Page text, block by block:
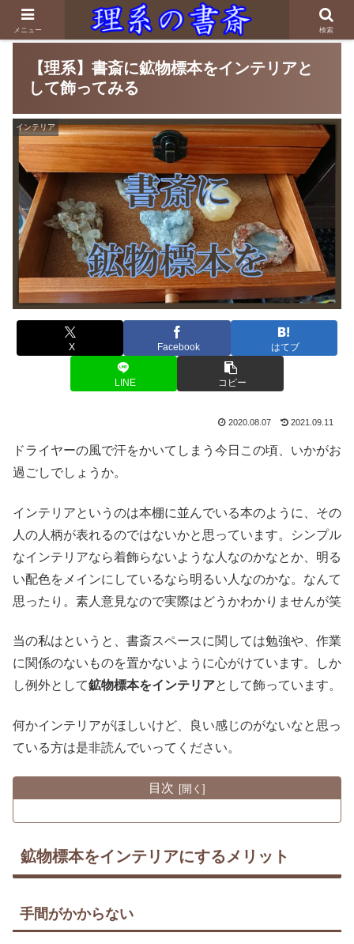
【理系】書斎に鉱物標本をインテリアと
して飾ってみる
インテリア
X Facebook はてブ
LINE コピー
2020.08.07 2021.09.11
ドライヤーの風で汗をかいてしまう今日この頃、いかがお
過ごしでしょうか。
インテリアというのは本棚に並んでいる本のように、その
人の人柄が表れるのではないかと思っています。シンプル
なインテリアなら着飾らないような人なのかなとか、明る
い配色をメインにしているなら明るい人なのかな。なんて
思ったり。素人意見なので実際はどうかわかりませんが笑
当の私はというと、書斎スペースに関しては勉強や、作業
に関係のないものを置かないように心がけています。しか
し例外として鉱物標本をインテリアとして飾っています。
何かインテリアがほしいけど、良い感じのがないなと思っ
ている方は是非読んでいってください。
目次
鉱物標本をインテリアにするメリット
手間がかからない
メニュー 検索